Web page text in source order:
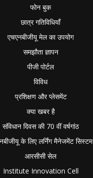
फोन बुक
छात्र गतिविधियाँ
एचएनबीजीयू मेल का उपयोग
समझौता ज्ञापन
पीजी पोर्टल
विविध
प्रशिक्षण और प्लेसमेंट
क्या खबर है
संविधान दिवस की 70 वीं वर्षगांठ
के लिए लर्निंग मैनेजमेंट सिस्टम
आरसीसी सेल
Institute Innovation Cell